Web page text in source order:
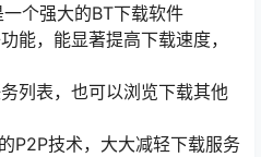
个强大的BT下载软件
能，能显著提高下载速度，
列表，也可以浏览下载其他
P2P技术，大大减轻下载服务